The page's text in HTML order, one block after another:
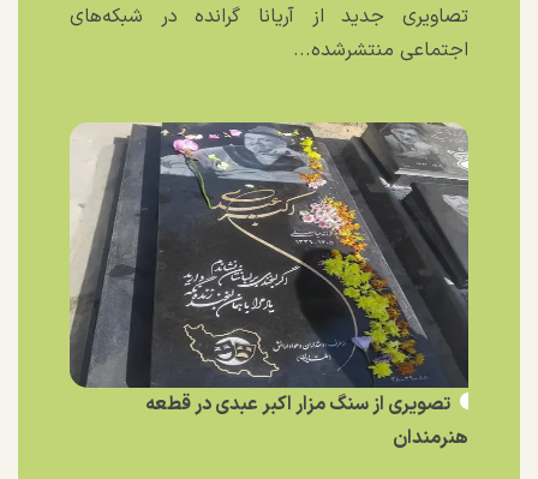
تصاویری جدید از آریانا گرانده در شبکه‌های
اجتماعی منتشرشده...
تصویری از سنگ مزار اکبر عبدی در قطعه
هنرمندان